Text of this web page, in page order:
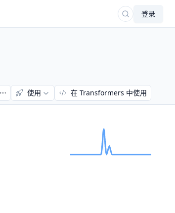
登录
使用 在 Transformers 中使用